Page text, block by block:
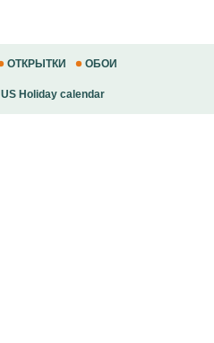
ОТКРЫТКИ ОБОИ
US Holiday calendar